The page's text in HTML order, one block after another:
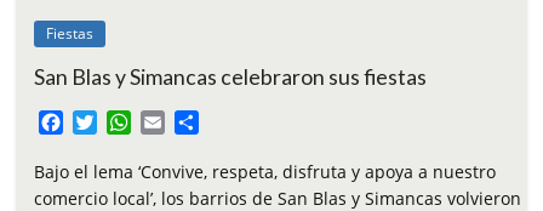
Fiestas
San Blas y Simancas celebraron sus fiestas
c
e
i
t
W
a
t
a
i
m
p
Bajo el lema ‘Convive, respeta, disfruta y apoya a nuestro
comercio local’, los barrios de San Blas y Simancas volvieron